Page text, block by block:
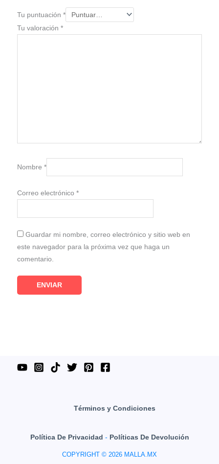
Tu puntuación *
Tu valoración *
Nombre *
Correo electrónico *
Guardar mi nombre, correo electrónico y sitio web en
este navegador para la próxima vez que haga un
comentario.
Términos y Condiciones
Política De Privacidad - Políticas De Devolución
COPYRIGHT © 2026 MALLA.MX